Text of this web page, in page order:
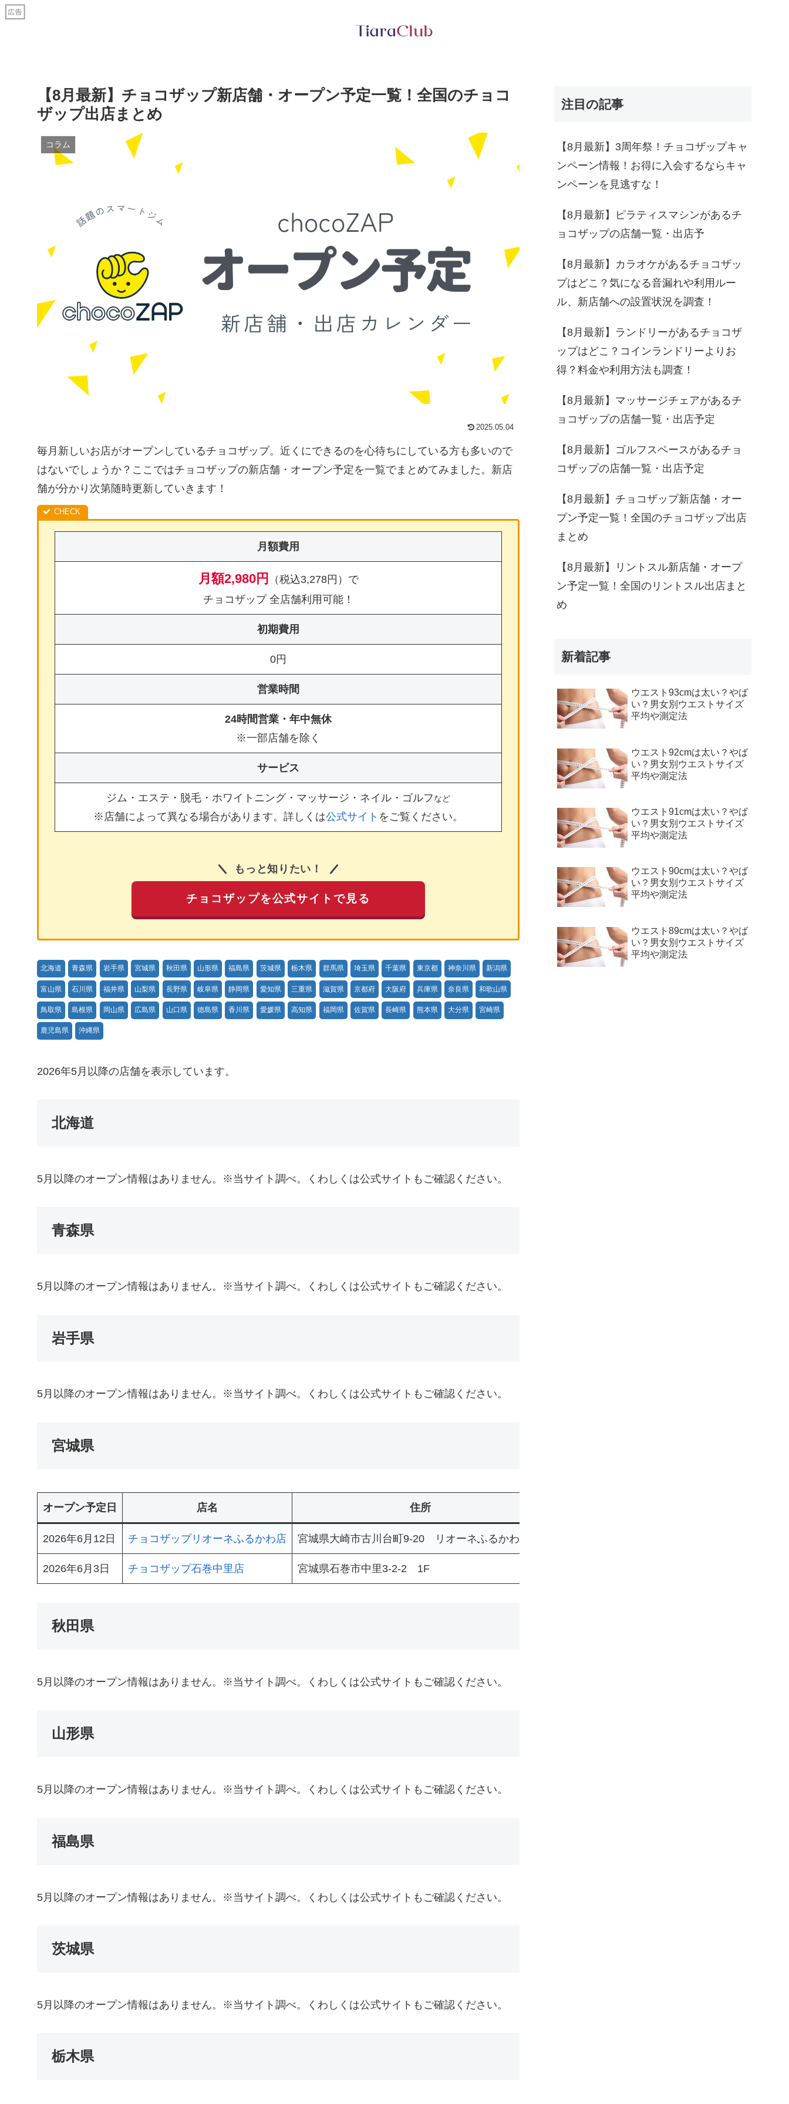
【8月最新】チョコザップ新店舗・オープン予定一覧！全国のチョコ
ザップ出店まとめ
コラム
2025.05.04
毎月新しいお店がオープンしているチョコザップ。近くにできるのを心待ちにしている方も多いので
はないでしょうか？ここではチョコザップの新店舗・オープン予定を一覧でまとめてみました。新店
舗が分かり次第随時更新していきます！
月額費用
月額2,980円
（税込3,278円）で
チョコザップ 全店舗利用可能！
初期費用
0円
営業時間
24時間営業・年中無休
※一部店舗を除く
サービス
ジム・エステ・脱毛・ホワイトニング・マッサージ・ネイル・ゴルフなど
※店舗によって異なる場合があります。詳しくは公式サイト をご覧ください。
もっと知りたい！
チョコザップを公式サイトで見る
北海道 青森県 岩手県 宮城県 秋田県 山形県 福島県 茨城県 栃木県 群馬県 埼玉県 千葉県 東京都 神奈川県 新潟県
富山県 石川県 福井県 山梨県 長野県 岐阜県 静岡県 愛知県 三重県 滋賀県 京都府 大阪府 兵庫県 奈良県 和歌山県
鳥取県 島根県 岡山県 広島県 山口県 徳島県 香川県 愛媛県 高知県 福岡県 佐賀県 長崎県 熊本県 大分県 宮崎県
鹿児島県 沖縄県
2026年5月以降の店舗を表示しています。
北海道
5月以降のオープン情報はありません。※当サイト調べ。くわしくは公式サイトもご確認ください。
青森県
5月以降のオープン情報はありません。※当サイト調べ。くわしくは公式サイトもご確認ください。
岩手県
5月以降のオープン情報はありません。※当サイト調べ。くわしくは公式サイトもご確認ください。
宮城県
オープン予定日 店名 住所
2026年6月12日 チョコザップリオーネふるかわ店 宮城県大崎市古川台町9-20 リオーネふるかわ 1F
2026年6月3日 チョコザップ石巻中里店 宮城県石巻市中里3-2-2 1F
秋田県
5月以降のオープン情報はありません。※当サイト調べ。くわしくは公式サイトもご確認ください。
山形県
5月以降のオープン情報はありません。※当サイト調べ。くわしくは公式サイトもご確認ください。
福島県
5月以降のオープン情報はありません。※当サイト調べ。くわしくは公式サイトもご確認ください。
茨城県
5月以降のオープン情報はありません。※当サイト調べ。くわしくは公式サイトもご確認ください。
栃木県
注目の記事
【8月最新】3周年祭！チョコザップキャ
ンペーン情報！お得に入会するならキャ
ンペーンを見逃すな！
【8月最新】ピラティスマシンがあるチ
ョコザップの店舗一覧・出店予
【8月最新】カラオケがあるチョコザッ
プはどこ？気になる音漏れや利用ルー
ル、新店舗への設置状況を調査！
【8月最新】ランドリーがあるチョコザ
ップはどこ？コインランドリーよりお
得？料金や利用方法も調査！
【8月最新】マッサージチェアがあるチ
ョコザップの店舗一覧・出店予定
【8月最新】ゴルフスペースがあるチョ
コザップの店舗一覧・出店予定
【8月最新】チョコザップ新店舗・オー
プン予定一覧！全国のチョコザップ出店
まとめ
【8月最新】リントスル新店舗・オープ
ン予定一覧！全国のリントスル出店まと
め
新着記事
ウエスト93cmは太い？やば
い？男女別ウエストサイズ
平均や測定法
ウエスト92cmは太い？やば
い？男女別ウエストサイズ
平均や測定法
ウエスト91cmは太い？やば
い？男女別ウエストサイズ
平均や測定法
ウエスト90cmは太い？やば
い？男女別ウエストサイズ
平均や測定法
ウエスト89cmは太い？やば
い？男女別ウエストサイズ
平均や測定法